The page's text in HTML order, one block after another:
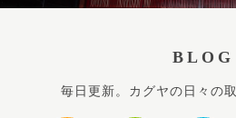
BLOG
毎日更新。カグヤの日々の